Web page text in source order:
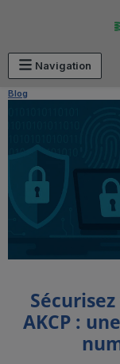
Passer au contenu
Navigation
Blog
AKCP :